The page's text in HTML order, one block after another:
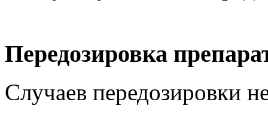
Передозировка
Случаев передозировки